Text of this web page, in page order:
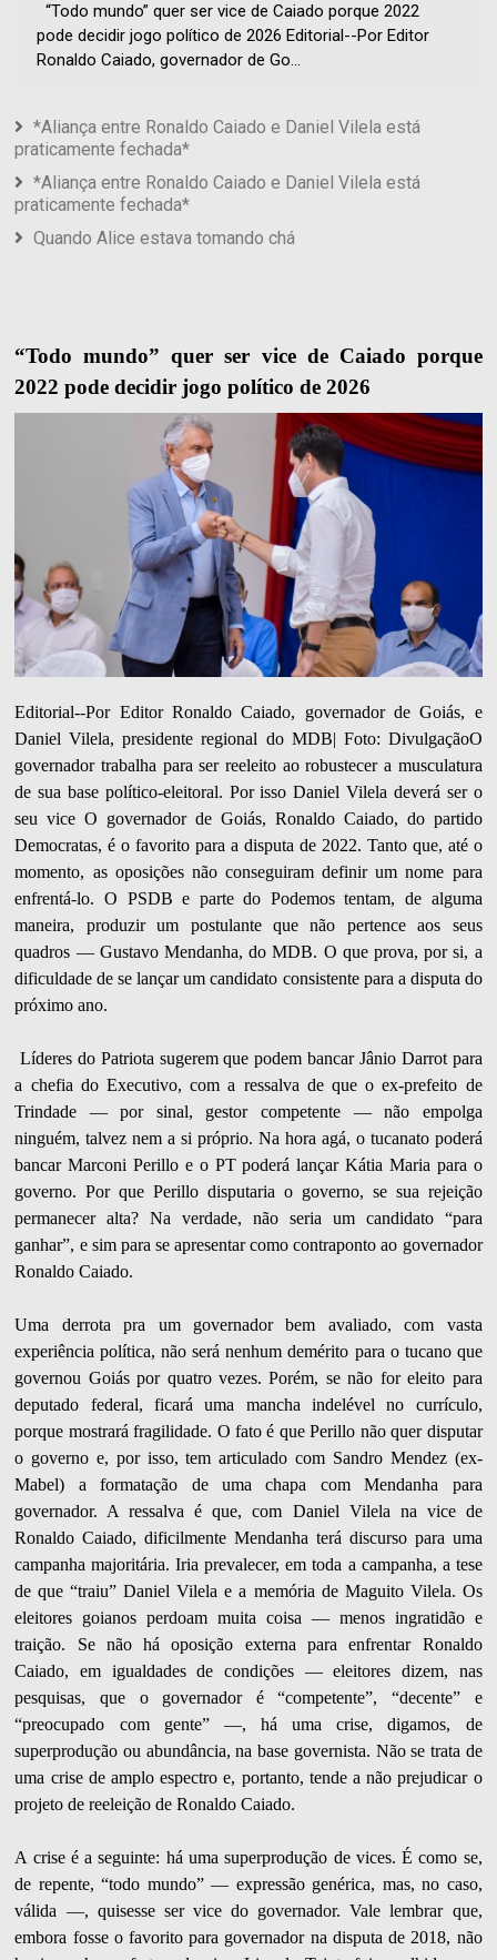
“Todo mundo” quer ser vice de Caiado porque 2022
pode decidir jogo político de 2026 Editorial--Por Editor
Ronaldo Caiado, governador de Go...
*Aliança entre Ronaldo Caiado e Daniel Vilela está
praticamente fechada*
*Aliança entre Ronaldo Caiado e Daniel Vilela está
praticamente fechada*
Quando Alice estava tomando chá
“Todo mundo” quer ser vice de Caiado porque
2022 pode decidir jogo político de 2026
Editorial--Por Editor Ronaldo Caiado, governador de Goiás, e
Daniel Vilela, presidente regional do MDB| Foto: DivulgaçãoO
governador trabalha para ser reeleito ao robustecer a musculatura
de sua base político-eleitoral. Por isso Daniel Vilela deverá ser o
seu vice O governador de Goiás, Ronaldo Caiado, do partido
Democratas, é o favorito para a disputa de 2022. Tanto que, até o
momento, as oposições não conseguiram definir um nome para
enfrentá-lo. O PSDB e parte do Podemos tentam, de alguma
maneira, produzir um postulante que não pertence aos seus
quadros — Gustavo Mendanha, do MDB. O que prova, por si, a
dificuldade de se lançar um candidato consistente para a disputa do
próximo ano.
Líderes do Patriota sugerem que podem bancar Jânio Darrot para
a chefia do Executivo, com a ressalva de que o ex-prefeito de
Trindade — por sinal, gestor competente — não empolga
ninguém, talvez nem a si próprio. Na hora agá, o tucanato poderá
bancar Marconi Perillo e o PT poderá lançar Kátia Maria para o
governo. Por que Perillo disputaria o governo, se sua rejeição
permanecer alta? Na verdade, não seria um candidato “para
ganhar”, e sim para se apresentar como contraponto ao governador
Ronaldo Caiado.
Uma derrota pra um governador bem avaliado, com vasta
experiência política, não será nenhum demérito para o tucano que
governou Goiás por quatro vezes. Porém, se não for eleito para
deputado federal, ficará uma mancha indelével no currículo,
porque mostrará fragilidade. O fato é que Perillo não quer disputar
o governo e, por isso, tem articulado com Sandro Mendez (ex-
Mabel) a formatação de uma chapa com Mendanha para
governador. A ressalva é que, com Daniel Vilela na vice de
Ronaldo Caiado, dificilmente Mendanha terá discurso para uma
campanha majoritária. Iria prevalecer, em toda a campanha, a tese
de que “traiu” Daniel Vilela e a memória de Maguito Vilela. Os
eleitores goianos perdoam muita coisa — menos ingratidão e
traição. Se não há oposição externa para enfrentar Ronaldo
Caiado, em igualdades de condições — eleitores dizem, nas
pesquisas, que o governador é “competente”, “decente” e
“preocupado com gente” —, há uma crise, digamos, de
superprodução ou abundância, na base governista. Não se trata de
uma crise de amplo espectro e, portanto, tende a não prejudicar o
projeto de reeleição de Ronaldo Caiado.
A crise é a seguinte: há uma superprodução de vices. É como se,
de repente, “todo mundo” — expressão genérica, mas, no caso,
válida —, quisesse ser vice do governador. Vale lembrar que,
embora fosse o favorito para governador na disputa de 2018, não